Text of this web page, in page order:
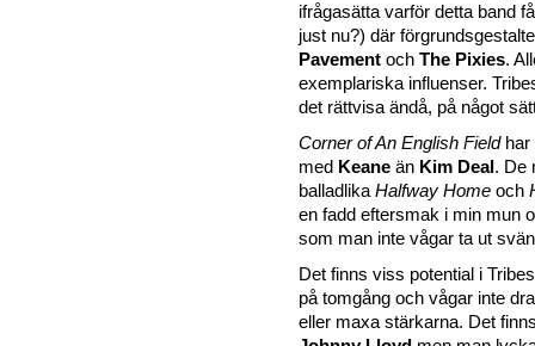
ifrågasätta varför detta band
just nu?) där
Pavement och The Pixies.
exemplariska influenser.
det rättvisa ändå, på något
Corner of An English Fieldhar
med Keane än Kim Deal . De
balladlika Halfway Home och
en fadd eftersmak i min mun
som man inte vågar ta ut
Det finns viss potential i
på tomgång och vågar inte
eller maxa stärkarna. Det